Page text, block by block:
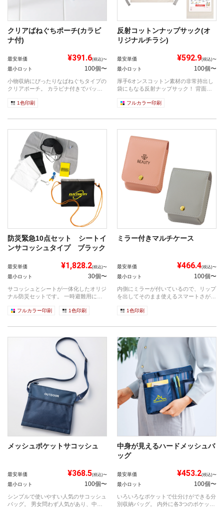
クリアばねぐちポーチ(カラビ
ナ付)
最安単価 ¥391.6(税込)〜
最小ロット 100個〜
小物収納にぴったりなばねぐちタイプの
クリアポーチ。 カラビナ付きでバッグ
1色印刷
反射コットンナップサック(オ
リジナルチラシ)
最安単価 ¥592.9(税込)〜
最小ロット 100個〜
厚手6オンスコットン素材の非常持出し
袋にもなる反射ナップサック！ 背面に
フルカラー印刷
防災緊急10点セット シートイ
ンサコッシュタイプ ブラック
最安単価 ¥1,828.2(税込)〜
最小ロット 30個〜
サコッシュとシートが一体化したオリジ
ナル防災セットです。 一時避難用に役
フルカラー印刷 1色印刷
ミラー付きマルチケース
最安単価 ¥466.4(税込)〜
最小ロット 100個〜
内側にミラーが付いているので、リップ
を出してそのまま使えるスマートさが嬉
1色印刷
メッシュポケットサコッシュ
最安単価 ¥368.5(税込)〜
最小ロット 100個〜
シンプルで使いやすい人気のサコッシュ
バッグ。 男女問わず人気があり、中身
中身が見えるハードメッシュバ
ッグ
最安単価 ¥453.2(税込)〜
最小ロット 100個〜
いろいろなポケットで仕分けができる分
別収納バッグ。 内外に各3つのポケット